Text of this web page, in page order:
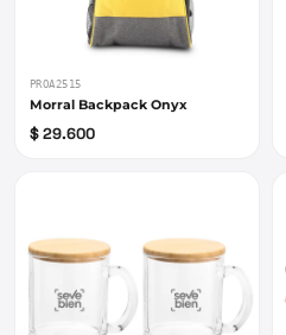
PROA2515
Morral Backpack Onyx
$ 29.600